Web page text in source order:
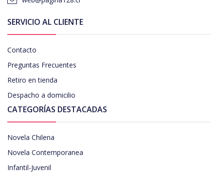
SERVICIO AL CLIENTE
Contacto
Preguntas Frecuentes
Retiro en tienda
Despacho a domicilio
CATEGORÍAS DESTACADAS
Novela Chilena
Novela Contemporanea
Infantil-Juvenil